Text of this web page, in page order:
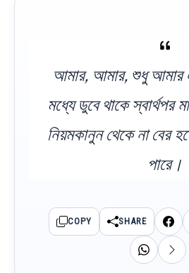
আমার, আমার, শুধু আমার
মধ্যে ডুবে থাকে স্বার্থপর
নিয়মকানুন থেকে না বের
পারে।
COPY SHARE